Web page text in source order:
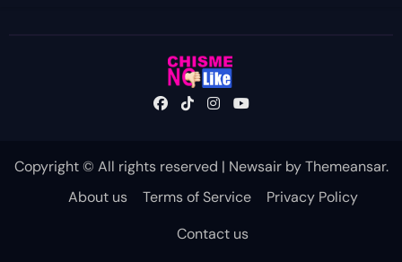
Copyright © All rights reserved | NewsairbyThemeansar.
About us
Terms of Service
Privacy Policy
Contact us